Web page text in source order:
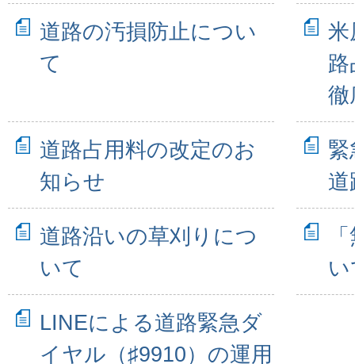
道路の汚損防止につい
て
米
徹
道路占用料の改定のお
知らせ
道路沿いの草刈りにつ
いて
LINEによる道路緊急ダ
イヤル（♯9910）の運用